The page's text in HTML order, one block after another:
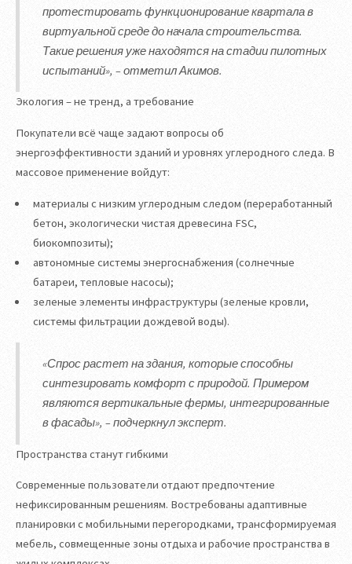
протестировать функционирование квартала в
виртуальной среде до начала строительства.
Такие решения уже находятся на стадии пилотных
испытаний», – отметил Акимов.
Экология – не тренд, а требование
Покупатели всё чаще задают вопросы об
энергоэффективности зданий и уровнях углеродного следа. В
массовое применение войдут:
материалы с низким углеродным следом (переработанный
бетон, экологически чистая древесина FSC,
биокомпозиты);
автономные системы энергоснабжения (солнечные
батареи, тепловые насосы);
зеленые элементы инфраструктуры (зеленые кровли,
системы фильтрации дождевой воды).
«Спрос растет на здания, которые способны
синтезировать комфорт с природой. Примером
являются вертикальные фермы, интегрированные
в фасады», – подчеркнул эксперт.
Пространства станут гибкими
Современные пользователи отдают предпочтение
нефиксированным решениям. Востребованы адаптивные
планировки с мобильными перегородками, трансформируемая
мебель, совмещенные зоны отдыха и рабочие пространства в